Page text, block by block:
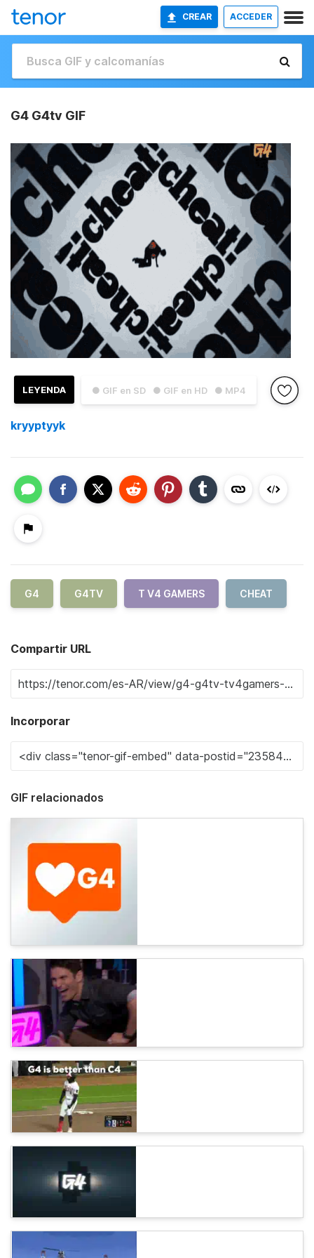
CREAR ACCEDER
G4 G4tv GIF
● GIF en SD ● GIF en HD ● MP4
LEYENDA
kryyptyyk
G4 G4TV T V4 GAMERS CHEAT
Compartir URL
Incorporar
GIF relacionados